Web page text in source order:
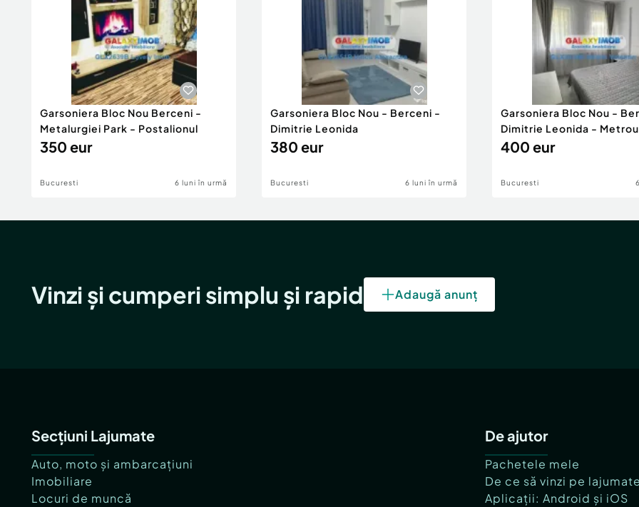
Garsoniera Bloc Nou Berceni -
Metalurgiei Park - Postalionul
350 eur
Bucuresti 6 luni în urmă
Garsoniera Bloc Nou - Berceni -
Dimitrie Leonida
380 eur
Bucuresti 6 luni în urmă
Garsoniera Bloc Nou -
Dimitrie Leonida -
400 eur
Bucuresti
Vinzi și cumperi simplu și rapid Adaugă anunț
Secțiuni Lajumate
Auto, moto și ambarcațiuni
Imobiliare
Locuri de muncă
De ajutor
Pachetele mele
De ce să vinzi pe
Aplicații: Android și iOS